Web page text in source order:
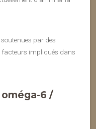
par des
facteurs impliqués dans
6 /